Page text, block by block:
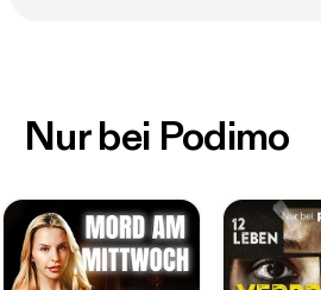
Nur bei Podimo